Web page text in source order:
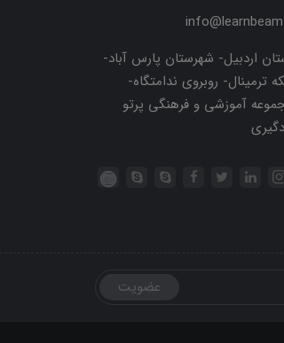
اردبیل- شهرستان پارس آباد-
ترمینال- روبروی ندامتگاه-
آموزشی و فرهنگی پرتو
عضویت